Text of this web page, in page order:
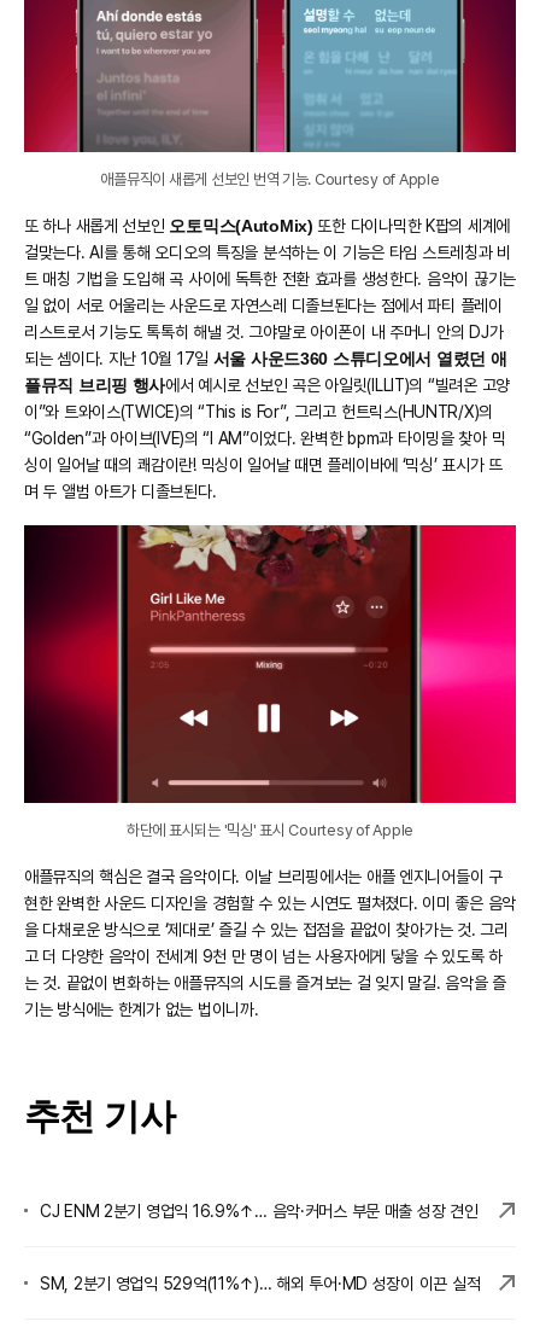
애플뮤직이 새롭게 선보인 번역 기능. Courtesy of Apple
또 하나 새롭게 선보인 오토믹스(AutoMix) 또한 다이나믹한 K팝의 세계에
걸맞는다. AI를 통해 오디오의 특징을 분석하는 이 기능은 타임 스트레칭과 비
트 매칭 기법을 도입해 곡 사이에 독특한 전환 효과를 생성한다. 음악이 끊기는
일 없이 서로 어울리는 사운드로 자연스레 디졸브된다는 점에서 파티 플레이
리스트로서 기능도 톡톡히 해낼 것. 그야말로 아이폰이 내 주머니 안의 DJ가
되는 셈이다. 지난 10월 17일 서울 사운드360 스튜디오에서 열렸던 애
플뮤직 브리핑 행사에서 예시로 선보인 곡은 아일릿(ILLIT)의 “빌려온 고양
이”와 트와이스(TWICE)의 “This is For”, 그리고 헌트릭스(HUNTR/X)의
“Golden”과 아이브(IVE)의 “I AM”이었다. 완벽한 bpm과 타이밍을 찾아 믹
싱이 일어날 때의 쾌감이란! 믹싱이 일어날 때면 플레이바에 ‘믹싱’ 표시가 뜨
며 두 앨범 아트가 디졸브된다.
하단에 표시되는 '믹싱' 표시 Courtesy of Apple
애플뮤직의 핵심은 결국 음악이다. 이날 브리핑에서는 애플 엔지니어들이 구
현한 완벽한 사운드 디자인을 경험할 수 있는 시연도 펼쳐졌다. 이미 좋은 음악
을 다채로운 방식으로 ‘제대로’ 즐길 수 있는 접점을 끝없이 찾아가는 것. 그리
고 더 다양한 음악이 전세계 9천 만 명이 넘는 사용자에게 닿을 수 있도록 하
는 것. 끝없이 변화하는 애플뮤직의 시도를 즐겨보는 걸 잊지 말길. 음악을 즐
기는 방식에는 한계가 없는 법이니까.
추천 기사
CJ ENM 2분기 영업익 16.9%↑… 음악·커머스 부문 매출 성장 견인
SM, 2분기 영업익 529억(11%↑)… 해외 투어·MD 성장이 이끈 실적